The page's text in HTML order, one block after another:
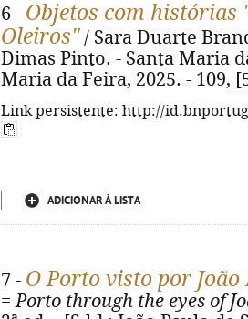
6 - Objetos com histórias
Oleiros"/ Sara Duarte
Dimas Pinto. - Santa Maria
Maria da Feira, 2025. - 109,
Link persistente: http://
ADICIONAR À LISTA
7 - O Porto visto por João
=Porto through the eyes of